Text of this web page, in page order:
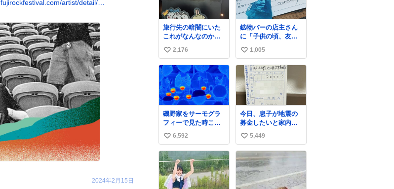
fujirockfestival.com/artist/detail/…
2024年2月15日
旅行先の暗闇にいた
これがなんなのかわ
からなくて怖すぎた
子どもたちも怖がり
まくってた👻 ちいか
わってこういう感じ
のお話なんです
か…？
い
い
ね
数
2,176
鉱物バーの店主さん
に「子供の頃、友人
の土産で青い石を貰
って、それがすごく
気に入ってたのに、
いつかの引越しで無
くしてしまった」と
いう話をしたら、
「お土産で買ってき
たくらいの価格感な
ら、ドイツの黒い森
のフローライトか
な…」と当たりつけ
てもらった。確かに
こんな感じだった気
がする 凄い
い
い
ね
数
1,005
磯野家をサーモグラ
フィーで見た時これ
だったら怖い
い
い
ね
数
6,592
今日、息子が地震の
募金したいと家内と
郵便局に行ったみた
いです。おもちゃと
か買う選択肢もあっ
たと思うけど、自分
で貯めてた2万円を役
に立てて欲しい、み
んなも元気になって
い
い
ね
数
5,449